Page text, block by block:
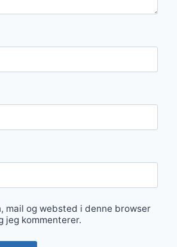
mail og websted i denne browser
jeg kommenterer.